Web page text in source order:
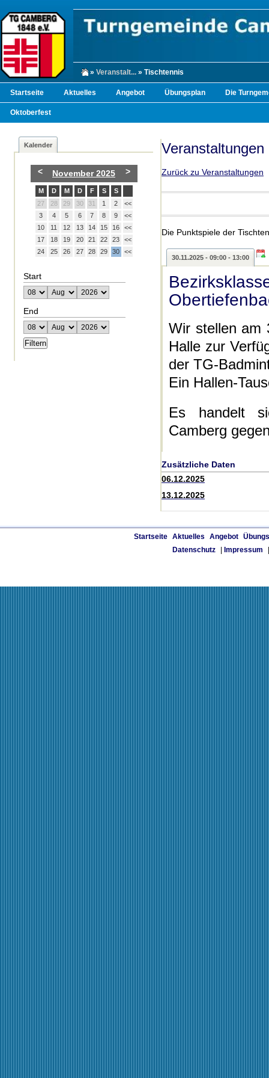
» Veranstalt... » Tischtennis
Startseite Aktuelles Angebot Übungsplan Die
Oktoberfest
Kalender
November 2025
< >
M D M D F S
S
27
28 29 30 31 1 2
<<
3
4 5 6 7 8 9
<<
10
11 12 13 14 15 16
<<
17
18 19 20 21 22 23
<<
24
25 26 27 28 29 30 <<
Start
End
Veranstaltungen
Zurück zu Veranstaltungen
Die Punktspiele der
30.11.2025 - 09:00 - 13:00
Wir stellen am
Halle zur
der TG-
Ein Hallen-
Es handelt
Camberg
Zusätzliche Daten
06.12.2025
13.12.2025
Startseite Aktuelles Angebot
Datenschutz
Impressum